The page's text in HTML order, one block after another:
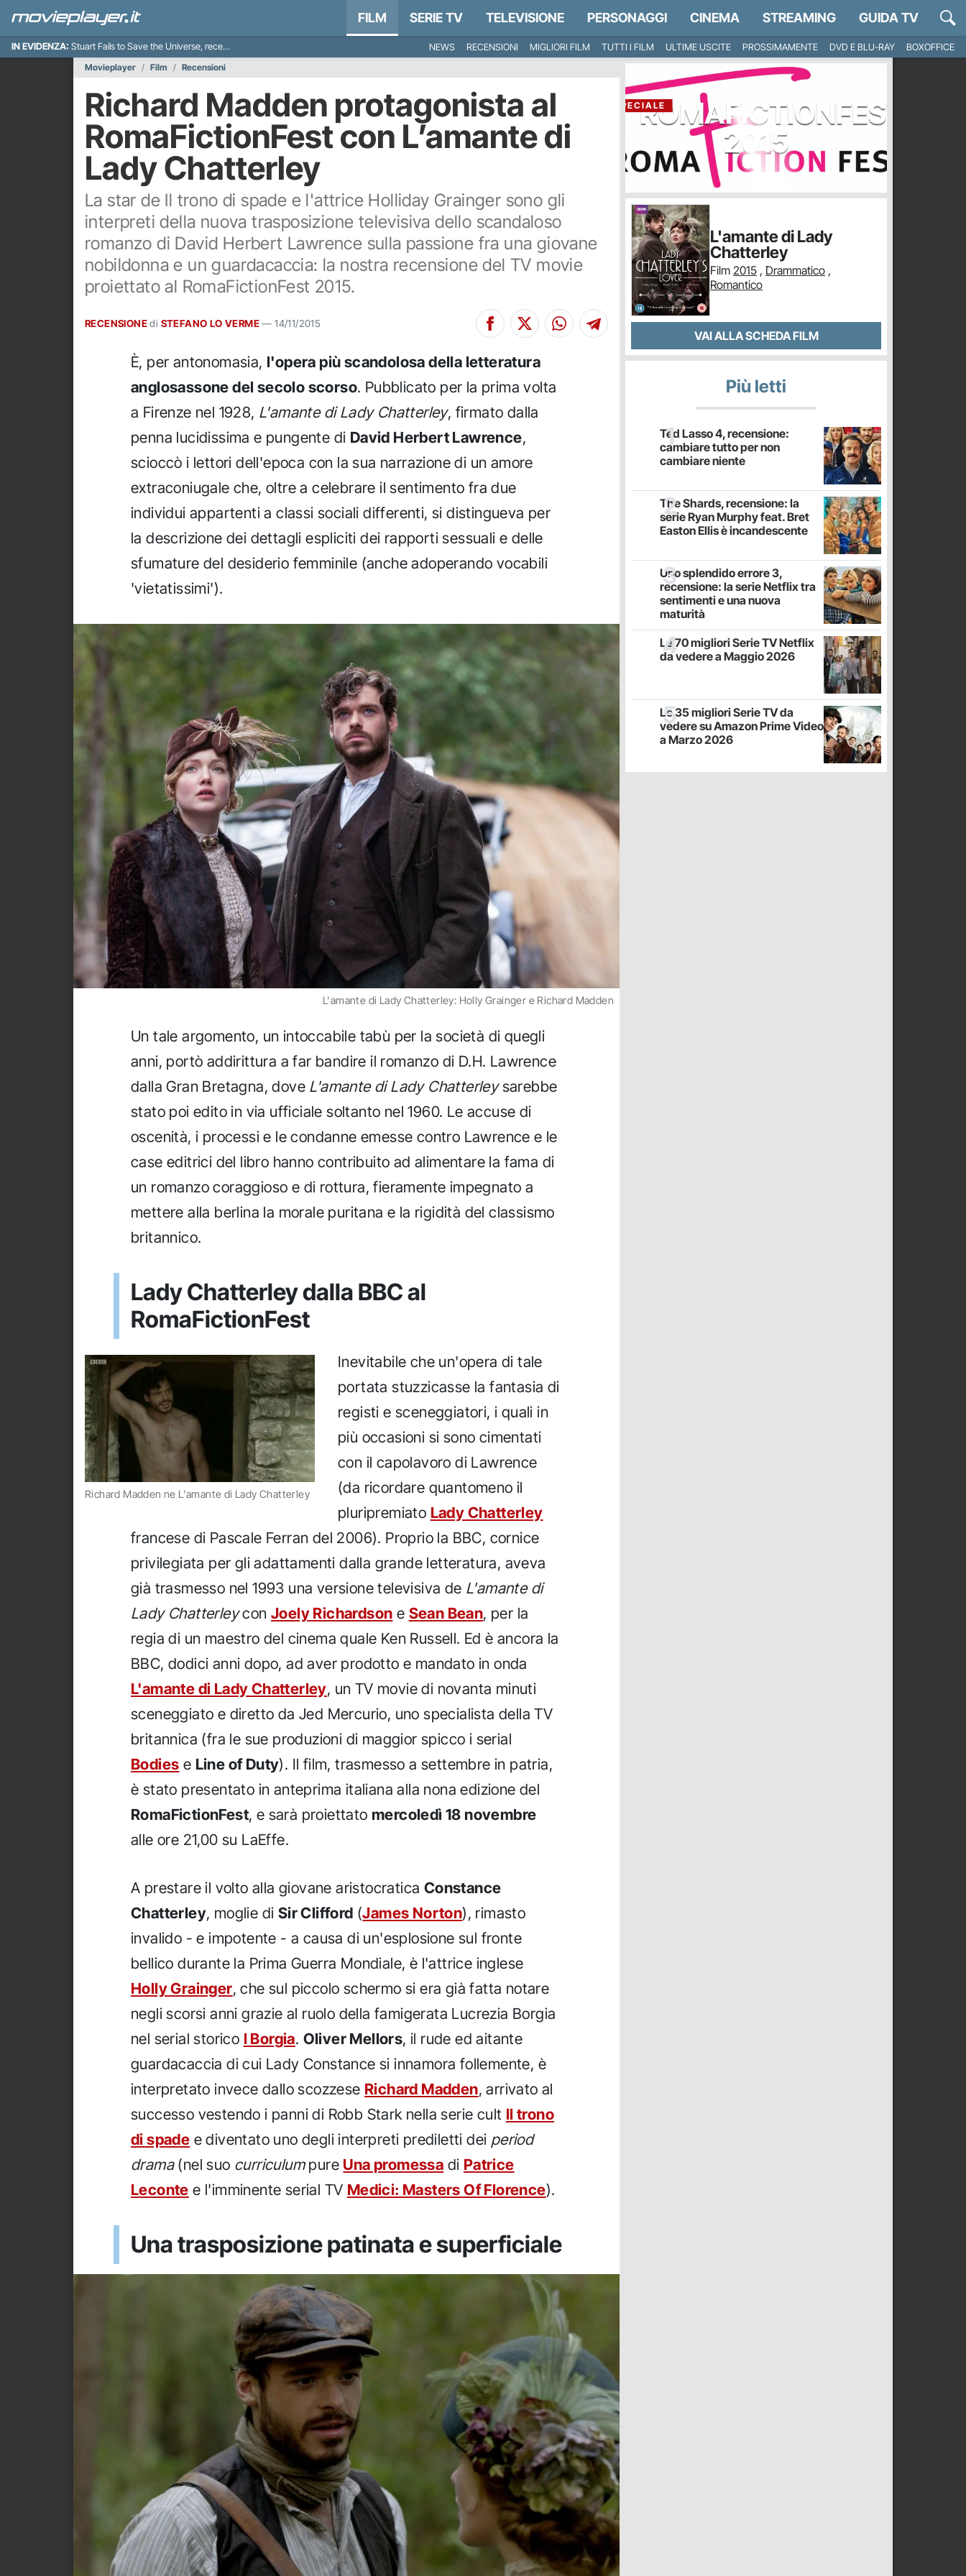
FILM SERIE TV TELEVISIONE PERSONAGGI CINEMA STREAMING GUIDA TV
IN EVIDENZA: Stuart Fails to Save the Universe, recensione NEWS RECENSIONI MIGLIORI FILM TUTTI I FILM ULTIME USCITE PROSSIMAMENTE DVD E BLU-RAY
BOXOFFICE
Movieplayer
Film Recensioni
Richard Madden protagonista al
RomaFictionFest con L’amante di
Lady Chatterley
La star de Il trono di spade e l'attrice Holliday Grainger sono gli
interpreti della nuova trasposizione televisiva dello scandaloso
romanzo di David Herbert Lawrence sulla passione fra una giovane
nobildonna e un guardacaccia: la nostra recensione del TV movie
proiettato al RomaFictionFest 2015.
RECENSIONE di STEFANO LO VERME—14/11/2015
È, per antonomasia, l'opera più scandolosa della letteratura
anglosassone del secolo scorso. Pubblicato per la prima volta
a Firenze nel 1928, L'amante di Lady Chatterley, firmato dalla
penna lucidissima e pungente di David Herbert Lawrence,
scioccò i lettori dell'epoca con la sua narrazione di un amore
extraconiugale che, oltre a celebrare il sentimento fra due
individui appartenti a classi sociali differenti, si distingueva per
la descrizione dei dettagli espliciti dei rapporti sessuali e delle
sfumature del desiderio femminile (anche adoperando vocabili
'vietatissimi').
L'amante di Lady Chatterley: Holly Grainger e Richard Madden
Un tale argomento, un intoccabile tabù per la società di quegli
anni, portò addirittura a far bandire il romanzo di D.H. Lawrence
dalla Gran Bretagna, dove L'amante di Lady Chatterleysarebbe
stato poi edito in via ufficiale soltanto nel 1960. Le accuse di
oscenità, i processi e le condanne emesse contro Lawrence e le
case editrici del libro hanno contribuito ad alimentare la fama di
un romanzo coraggioso e di rottura, fieramente impegnato a
mettere alla berlina la morale puritana e la rigidità del classismo
britannico.
Lady Chatterley dalla BBC al
RomaFictionFest
Richard Madden ne L'amante di Lady Chatterley
Inevitabile che un'opera di tale
portata stuzzicasse la fantasia di
registi e sceneggiatori, i quali in
più occasioni si sono cimentati
con il capolavoro di Lawrence
(da ricordare quantomeno il
pluripremiato Lady Chatterley
francese di Pascale Ferran del 2006). Proprio la BBC, cornice
privilegiata per gli adattamenti dalla grande letteratura, aveva
già trasmesso nel 1993 una versione televisiva de L'amante di
Lady Chatterleycon Joely Richardson e Sean Bean, per la
regia di un maestro del cinema quale Ken Russell. Ed è ancora la
BBC, dodici anni dopo, ad aver prodotto e mandato in onda
L'amante di Lady Chatterley, un TV movie di novanta minuti
sceneggiato e diretto da Jed Mercurio, uno specialista della TV
britannica (fra le sue produzioni di maggior spicco i serial
Bodies e Line of Duty). Il film, trasmesso a settembre in patria,
è stato presentato in anteprima italiana alla nona edizione del
RomaFictionFest, e sarà proiettato mercoledì 18 novembre
alle ore 21,00 su LaEffe.
A prestare il volto alla giovane aristocratica Constance
Chatterley, moglie di Sir Clifford (James Norton), rimasto
invalido - e impotente - a causa di un'esplosione sul fronte
bellico durante la Prima Guerra Mondiale, è l'attrice inglese
Holly Grainger, che sul piccolo schermo si era già fatta notare
negli scorsi anni grazie al ruolo della famigerata Lucrezia Borgia
nel serial storico I Borgia. Oliver Mellors, il rude ed aitante
guardacaccia di cui Lady Constance si innamora follemente, è
interpretato invece dallo scozzese Richard Madden, arrivato al
successo vestendo i panni di Robb Stark nella serie cult Il trono
di spade e diventato uno degli interpreti prediletti dei period
drama(nel suo curriculumpure Una promessa di Patrice
Leconte e l'imminente serial TV Medici: Masters Of Florence).
Una trasposizione patinata e superficiale
SPECIALE
ROMAFICTIONFEST
2015
L'amante di Lady
Chatterley
Film 2015 , Drammatico ,
Romantico
VAI ALLA SCHEDA FILM
Più letti
Ted Lasso 4, recensione:
cambiare tutto per non
cambiare niente
The Shards, recensione: la
serie Ryan Murphy feat. Bret
Easton Ellis è incandescente
Uno splendido errore 3,
recensione: la serie Netflix tra
sentimenti e una nuova
maturità
Le 70 migliori Serie TV Netflix
da vedere a Maggio 2026
Le 35 migliori Serie TV da
vedere su Amazon Prime Video
a Marzo 2026